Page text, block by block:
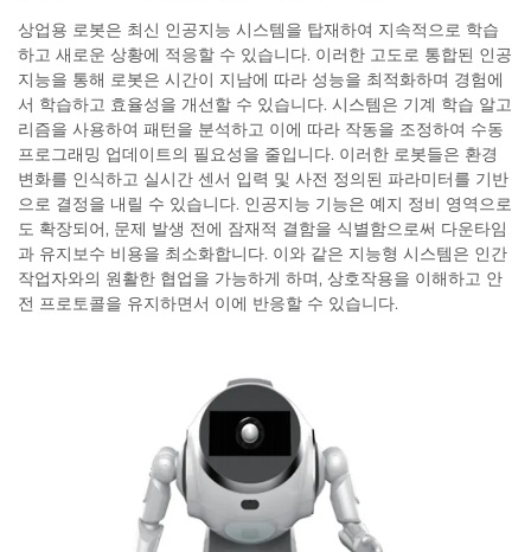
상업용 로봇은 최신 인공지능 시스템을 탑재하여 지속적으로 학습
하고 새로운 상황에 적응할 수 있습니다. 이러한 고도로 통합된 인공
지능을 통해 로봇은 시간이 지남에 따라 성능을 최적화하며 경험에
서 학습하고 효율성을 개선할 수 있습니다. 시스템은 기계 학습 알고
리즘을 사용하여 패턴을 분석하고 이에 따라 작동을 조정하여 수동
프로그래밍 업데이트의 필요성을 줄입니다. 이러한 로봇들은 환경
변화를 인식하고 실시간 센서 입력 및 사전 정의된 파라미터를 기반
으로 결정을 내릴 수 있습니다. 인공지능 기능은 예지 정비 영역으로
도 확장되어, 문제 발생 전에 잠재적 결함을 식별함으로써 다운타임
과 유지보수 비용을 최소화합니다. 이와 같은 지능형 시스템은 인간
작업자와의 원활한 협업을 가능하게 하며, 상호작용을 이해하고 안
전 프로토콜을 유지하면서 이에 반응할 수 있습니다.